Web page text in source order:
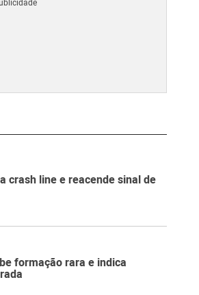
crash line e reacende sinal de
formação rara e indica